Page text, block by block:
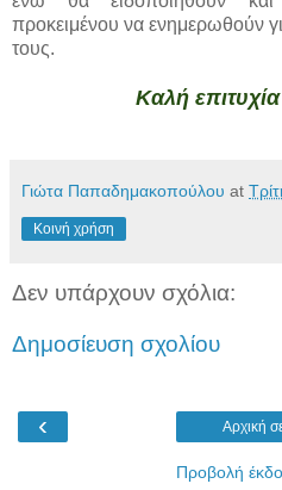
προκειμένου να ενημερωθούν
τους.
Καλή
Γιώτα Παπαδημακοπούλου at
Κοινή χρήση
Δεν υπάρχουν σχόλια:
Δημοσίευση σχολίου
‹ Αρχική
Προβολή